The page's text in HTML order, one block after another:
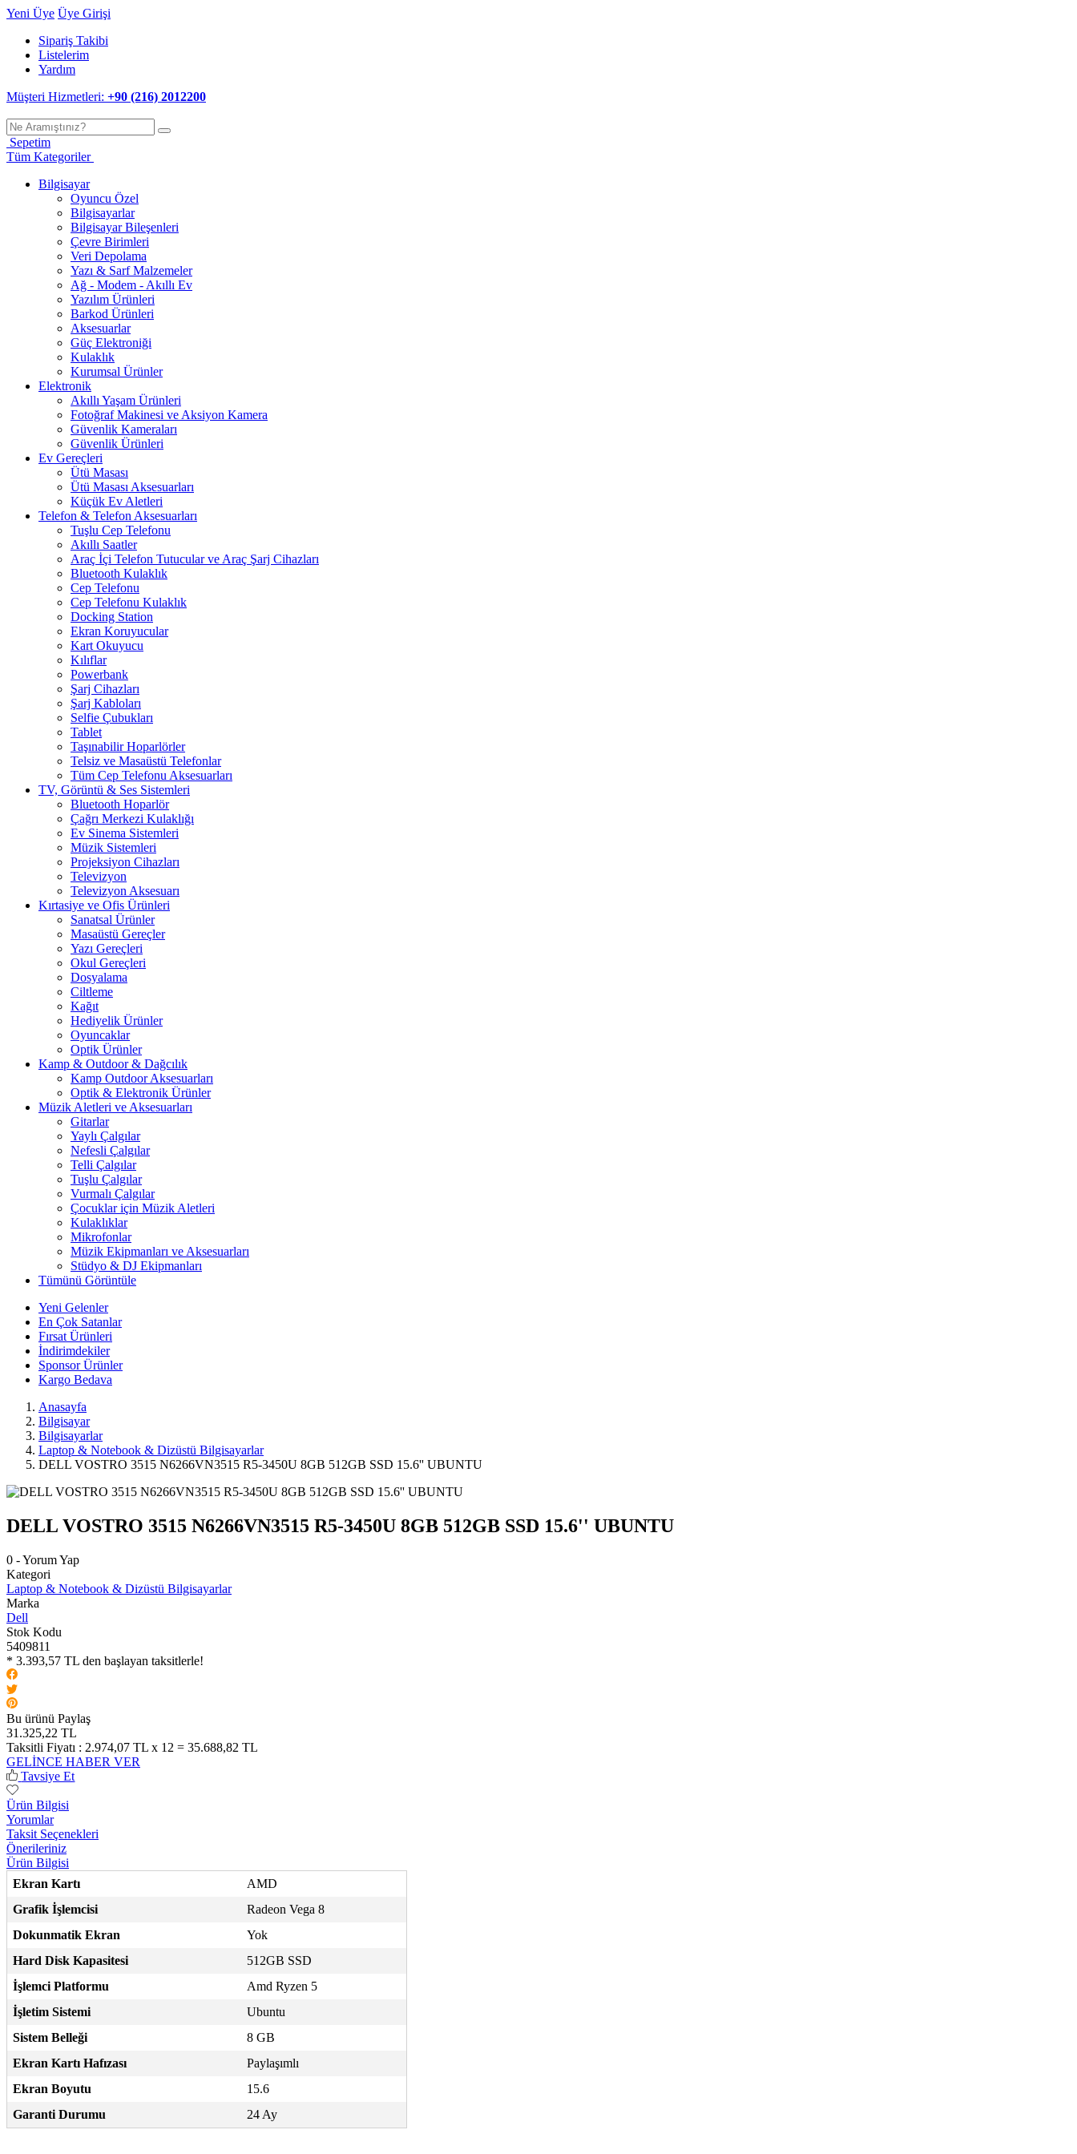
Yeni Üye Üye Girişi
Sipariş Takibi
Listelerim
Yardım
Müşteri Hizmetleri: +90 (216) 2012200
Sepetim
Tüm Kategoriler
Bilgisayar
Oyuncu Özel
Bilgisayarlar
Bilgisayar Bileşenleri
Çevre Birimleri
Veri Depolama
Yazı & Sarf Malzemeler
Ağ - Modem - Akıllı Ev
Yazılım Ürünleri
Barkod Ürünleri
Aksesuarlar
Güç Elektroniği
Kulaklık
Kurumsal Ürünler
Elektronik
Akıllı Yaşam Ürünleri
Fotoğraf Makinesi ve Aksiyon Kamera
Güvenlik Kameraları
Güvenlik Ürünleri
Ev Gereçleri
Ütü Masası
Ütü Masası Aksesuarları
Küçük Ev Aletleri
Telefon & Telefon Aksesuarları
Tuşlu Cep Telefonu
Akıllı Saatler
Araç İçi Telefon Tutucular ve Araç Şarj Cihazları
Bluetooth Kulaklık
Cep Telefonu
Cep Telefonu Kulaklık
Docking Station
Ekran Koruyucular
Kart Okuyucu
Kılıflar
Powerbank
Şarj Cihazları
Şarj Kabloları
Selfie Çubukları
Tablet
Taşınabilir Hoparlörler
Telsiz ve Masaüstü Telefonlar
Tüm Cep Telefonu Aksesuarları
TV, Görüntü & Ses Sistemleri
Bluetooth Hoparlör
Çağrı Merkezi Kulaklığı
Ev Sinema Sistemleri
Müzik Sistemleri
Projeksiyon Cihazları
Televizyon
Televizyon Aksesuarı
Kırtasiye ve Ofis Ürünleri
Sanatsal Ürünler
Masaüstü Gereçler
Yazı Gereçleri
Okul Gereçleri
Dosyalama
Ciltleme
Kağıt
Hediyelik Ürünler
Oyuncaklar
Optik Ürünler
Kamp & Outdoor & Dağcılık
Kamp Outdoor Aksesuarları
Optik & Elektronik Ürünler
Müzik Aletleri ve Aksesuarları
Gitarlar
Yaylı Çalgılar
Nefesli Çalgılar
Telli Çalgılar
Tuşlu Çalgılar
Vurmalı Çalgılar
Çocuklar için Müzik Aletleri
Kulaklıklar
Mikrofonlar
Müzik Ekipmanları ve Aksesuarları
Stüdyo & DJ Ekipmanları
Tümünü Görüntüle
Yeni Gelenler
En Çok Satanlar
Fırsat Ürünleri
İndirimdekiler
Sponsor Ürünler
Kargo Bedava
Anasayfa
Bilgisayar
Bilgisayarlar
Laptop & Notebook & Dizüstü Bilgisayarlar
DELL VOSTRO 3515 N6266VN3515 R5-3450U 8GB 512GB SSD 15.6'' UBUNTU
DELL VOSTRO 3515 N6266VN3515 R5-3450U 8GB 512GB SSD 15.6'' UBUNTU
0 - Yorum Yap
Kategori
Laptop & Notebook & Dizüstü Bilgisayarlar
Marka
Dell
Stok Kodu
5409811
* 3.393,57 TL den başlayan taksitlerle!
Bu ürünü Paylaş
31.325,22 TL
Taksitli Fiyatı : 2.974,07 TL x 12 = 35.688,82 TL
GELİNCE HABER VER
Tavsiye Et
Ürün Bilgisi
Yorumlar
Taksit Seçenekleri
Önerileriniz
Ürün Bilgisi
Ekran Kartı
AMD
Grafik İşlemcisi
Radeon Vega 8
Dokunmatik Ekran
Yok
Hard Disk Kapasitesi
512GB SSD
İşlemci Platformu
Amd Ryzen 5
İşletim Sistemi
Ubuntu
Sistem Belleği
8 GB
Ekran Kartı Hafızası
Paylaşımlı
Ekran Boyutu
15.6
Garanti Durumu
24 Ay